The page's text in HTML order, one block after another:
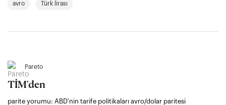
avro Türk lirası
Pareto
TİM'den
parite yorumu: ABD'nin tarife politikaları avro/dolar paritesi